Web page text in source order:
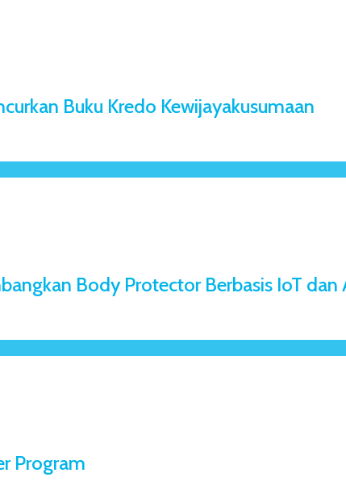
Buku Kredo Kewijayakusumaan
Body Protector Berbasis IoT dan
Program